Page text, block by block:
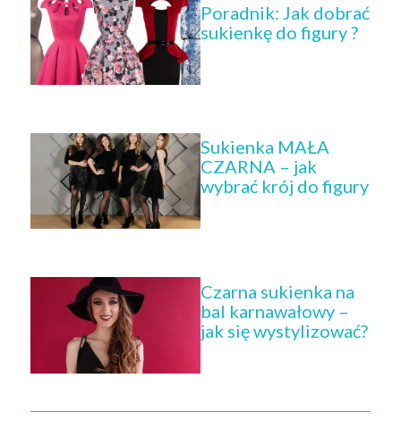
Poradnik: Jak dobrać
sukienkę do figury ?
Sukienka MAŁA
CZARNA – jak
wybrać krój do figury
Czarna sukienka na
bal karnawałowy –
jak się wystylizować?